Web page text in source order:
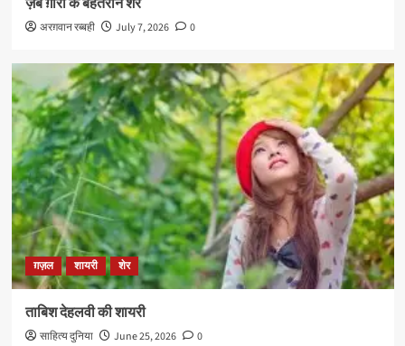
अरग़वान रब्बही July 7, 2026 0
ग़ज़ल शायरी शेर
ताबिश देहलवी की शायरी
साहित्य दुनिया June 25, 2026 0